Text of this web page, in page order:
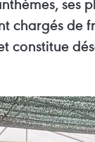
ses
chargés de
constitue